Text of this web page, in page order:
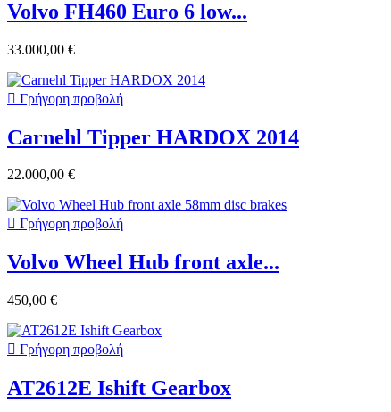
Volvo FH460 Euro 6 low...
33.000,00 €
 Γρήγορη προβολή
Carnehl Tipper HARDOX 2014
22.000,00 €
 Γρήγορη προβολή
Volvo Wheel Hub front axle...
450,00 €
 Γρήγορη προβολή
AT2612E Ishift Gearbox